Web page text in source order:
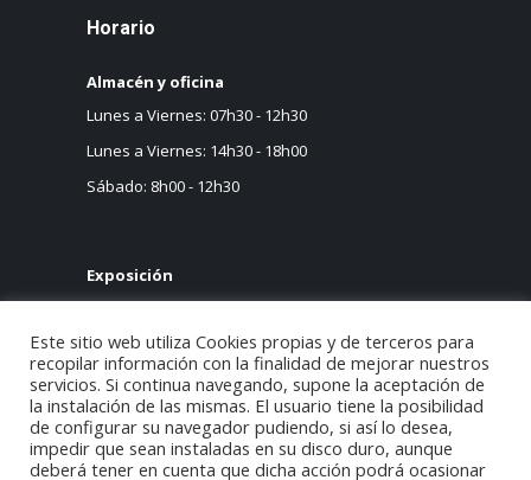
Horario
Almacén y oficina
Lunes a Viernes: 07h30 - 12h30
Lunes a Viernes: 14h30 - 18h00
Sábado: 8h00 - 12h30
Exposición
Lunes a Viernes: 15h30 - 19h00
Sábado: 9h30 - 13h00
Este sitio web utiliza Cookies propias y de terceros para
recopilar información con la finalidad de mejorar nuestros
servicios. Si continua navegando, supone la aceptación de
la instalación de las mismas. El usuario tiene la posibilidad
de configurar su navegador pudiendo, si así lo desea,
impedir que sean instaladas en su disco duro, aunque
deberá tener en cuenta que dicha acción podrá ocasionar